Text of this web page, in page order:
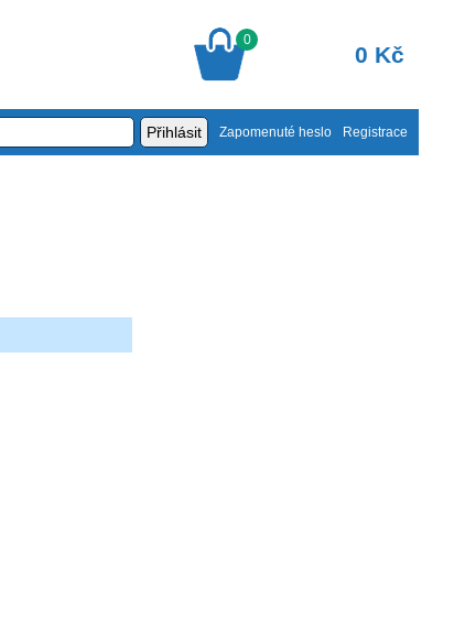
0
0 Kč
Zapomenuté heslo Registrace